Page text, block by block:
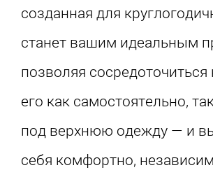
созданная для
станет вашим идеальным
позволяя
его как самостоятельно,
под верхнюю одежду — и
себя комфортно,